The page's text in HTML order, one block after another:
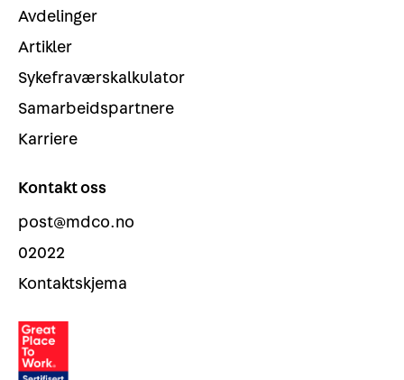
Avdelinger
Artikler
Sykefraværskalkulator
Samarbeidspartnere
Karriere
Kontakt oss
post@mdco.no
02022
Kontaktskjema